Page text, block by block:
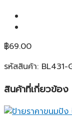
฿69.00
รหัสสินค้า: BL431-
สินค้าที่เกี่ยวข้อง